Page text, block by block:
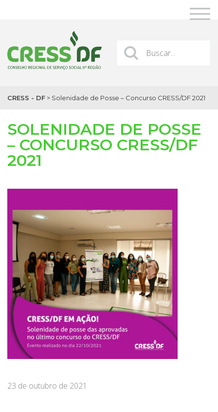
CRESS - DF > Solenidade de Posse – Concurso CRESS/DF 2021
SOLENIDADE DE POSSE
– CONCURSO CRESS/DF
2021
23 de outubro de 2021